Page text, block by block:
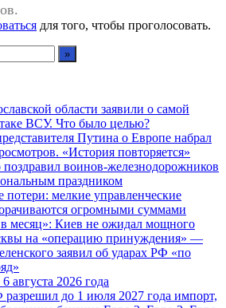
для того, чтобы проголосовать.
области заявили о самой
ВСУ. Что было целью?
Путина о Европе набрал
«История повторяется»
воинов-железнодорожников
праздником
мелкие управленческие
огромными суммами
в месяц»: Киев не ожидал мощного
на «операцию принуждения» —
заявил об ударах РФ «по
августа 2026 года
до 1 июля 2027 года импорт,